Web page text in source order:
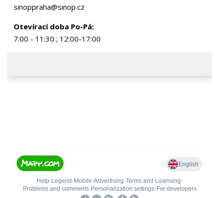
sinoppraha@sinop.cz
Otevírací doba Po-Pá:
7:00 - 11:30 ; 12:00-17:00